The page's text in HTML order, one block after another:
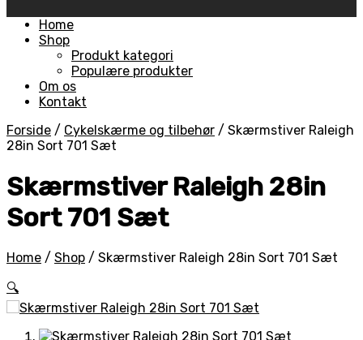
Skip
Home
Shop
Produkt kategori
Populære produkter
Om os
Kontakt
Forside / Cykelskærme og tilbehør / Skærmstiver Raleigh
28in Sort 701 Sæt
Skærmstiver Raleigh 28in
Sort 701 Sæt
Home / Shop / Skærmstiver Raleigh 28in Sort 701 Sæt
🔍